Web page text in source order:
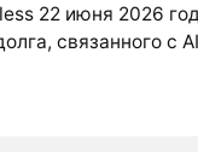
22 июня 2026
связанного с